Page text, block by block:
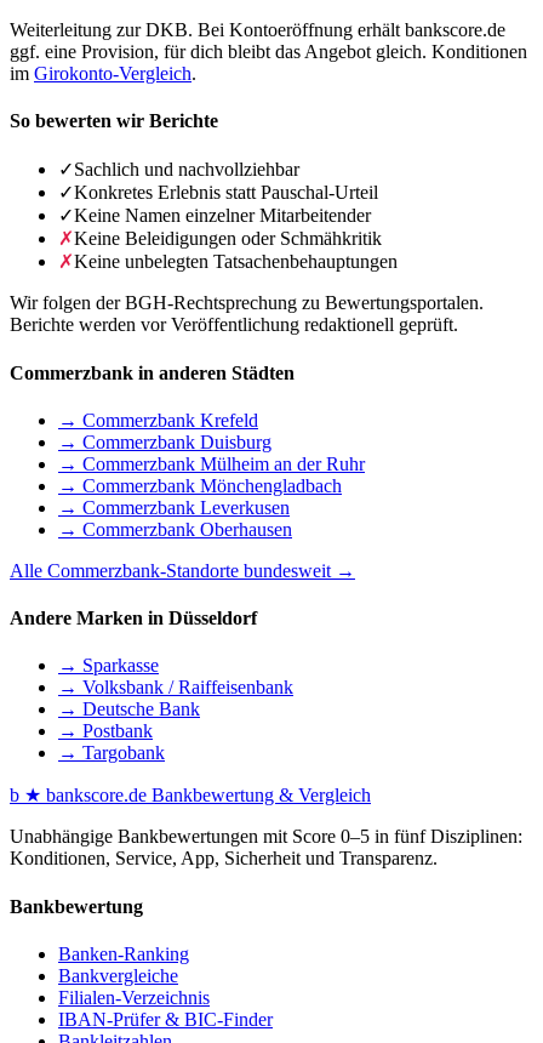
Weiterleitung zur DKB. Bei Kontoeröffnung erhält bankscore.de
ggf. eine Provision, für dich bleibt das Angebot gleich. Konditionen
im Girokonto-Vergleich.
So bewerten wir Berichte
✓Sachlich und nachvollziehbar
✓Konkretes Erlebnis statt Pauschal-Urteil
✓Keine Namen einzelner Mitarbeitender
✗Keine Beleidigungen oder Schmähkritik
✗Keine unbelegten Tatsachenbehauptungen
Wir folgen der BGH-Rechtsprechung zu Bewertungsportalen.
Berichte werden vor Veröffentlichung redaktionell geprüft.
Commerzbank in anderen Städten
→ Commerzbank Krefeld
→ Commerzbank Duisburg
→ Commerzbank Mülheim an der Ruhr
→ Commerzbank Mönchengladbach
→ Commerzbank Leverkusen
→ Commerzbank Oberhausen
Alle Commerzbank-Standorte bundesweit →
Andere Marken in Düsseldorf
→ Sparkasse
→ Volksbank / Raiffeisenbank
→ Deutsche Bank
→ Postbank
→ Targobank
b ★ bankscore.de Bankbewertung & Vergleich
Unabhängige Bankbewertungen mit Score 0–5 in fünf Disziplinen:
Konditionen, Service, App, Sicherheit und Transparenz.
Bankbewertung
Banken-Ranking
Bankvergleiche
Filialen-Verzeichnis
IBAN-Prüfer & BIC-Finder